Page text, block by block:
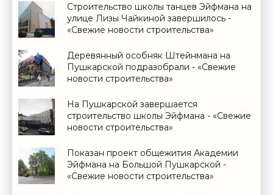
Строительство школы танцев Эйфмана на
улице Лизы Чайкиной завершилось -
«Свежие новости строительства»
Деревянный особняк Штейнмана на
Пушкарской подразобрали - «Свежие
новости строительства»
На Пушкарской завершается
строительство школы Эйфмана - «Свежие
новости строительства»
Показан проект общежития Академии
Эйфмана на Большой Пушкарской -
«Свежие новости строительства»